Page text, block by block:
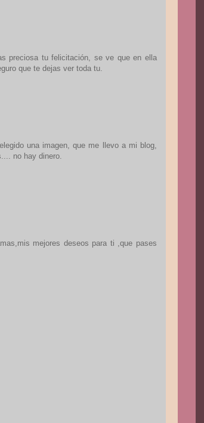
preciosa tu felicitación, se ve que en ella
que te dejas ver toda tu.
una imagen, que me llevo a mi blog,
no hay dinero.
mejores deseos para ti ,que pases